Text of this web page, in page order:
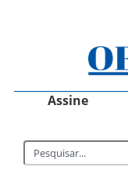
Assine